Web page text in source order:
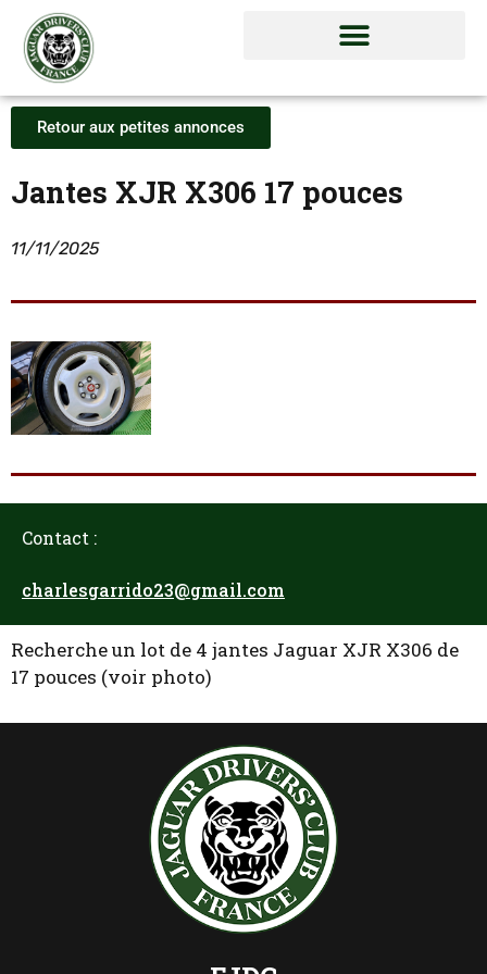
Retour aux petites annonces
Jantes XJR X306 17 pouces
11/11/2025
Contact :
charlesgarrido23@gmail.com
Recherche un lot de 4 jantes Jaguar XJR X306 de
17 pouces (voir photo)